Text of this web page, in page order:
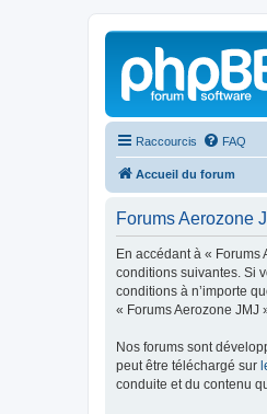
Raccourcis FAQ
Accueil du forum
Forums Aerozone
En accédant à « Forums
conditions suivantes. Si
conditions à n’importe
« Forums Aerozone JMJ
Nos forums sont
peut être téléchargé sur
conduite et du contenu